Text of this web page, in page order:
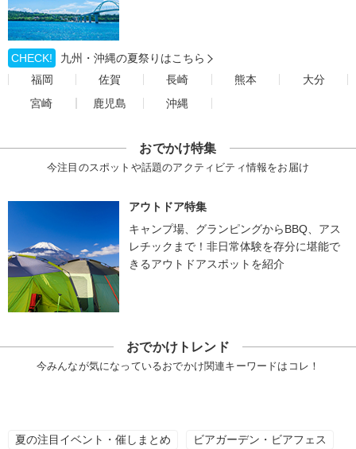
CHECK!
九州・沖縄の夏祭りはこちら
福岡
佐賀 長崎 熊本
大分
宮崎
鹿児島 沖縄
おでかけ特集
今注目のスポットや話題のアクティビティ情報をお届け
アウトドア特集
キャンプ場、グランピングからBBQ、アス
レチックまで！非日常体験を存分に堪能で
きるアウトドアスポットを紹介
おでかけトレンド
今みんなが気になっているおでかけ関連キーワードはコレ！
夏の注目イベント・催しまとめ ビアガーデン・ビアフェス